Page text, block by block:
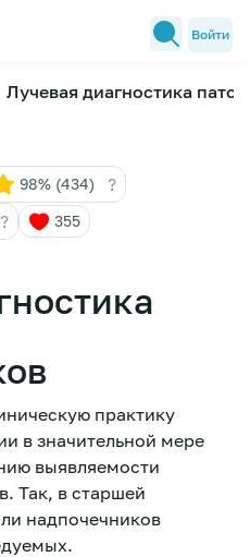
Войти
Лучевая диагностика
98% (434) ?
? 355
практику
в значительной мере
выявляемости
Так, в старшей
надпочечников